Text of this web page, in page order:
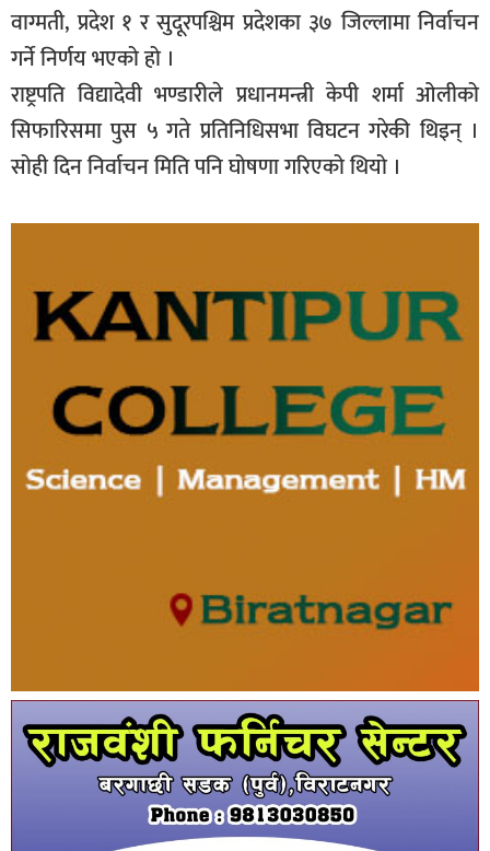
वाग्मती, प्रदेश १ र सुदूरपश्चिम प्रदेशका ३७ जिल्लामा निर्वाचन
गर्ने निर्णय भएको हो ।
राष्ट्रपति विद्यादेवी भण्डारीले प्रधानमन्त्री केपी शर्मा ओलीको
सिफारिसमा पुस ५ गते प्रतिनिधिसभा विघटन गरेकी थिइन् ।
सोही दिन निर्वाचन मिति पनि घोषणा गरिएको थियो ।